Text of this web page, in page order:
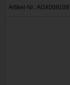
Artikel-Nr.: